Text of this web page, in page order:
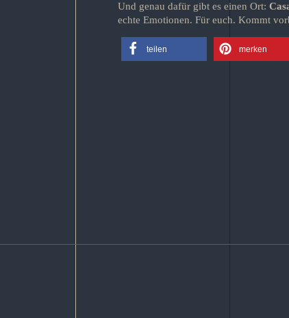
Und genau dafür gibt es einen Ort:
echte Emotionen. Für euch. Kommt
teilen merken